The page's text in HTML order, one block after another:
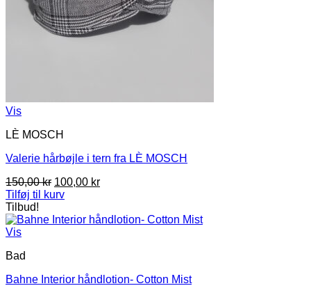
Vis
LÈ MOSCH
Valerie hårbøjle i tern fra LÈ MOSCH
150,00kr Den
oprindelige
var:
100,00 krDen
er:
Tilføj til kurv
Tilbud!
Vis
Bad
Bahne Interior håndlotion- Cotton Mist